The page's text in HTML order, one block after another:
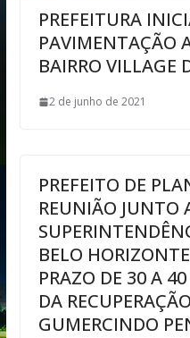
PREFEITURA
PAVIMENTAÇÃO
BAIRRO VILLAGE
2 de junho de 2021
PREFEITO DE
REUNIÃO JUNTO
BELO
PRAZO DE 30 A
DA
GUMERCINDO